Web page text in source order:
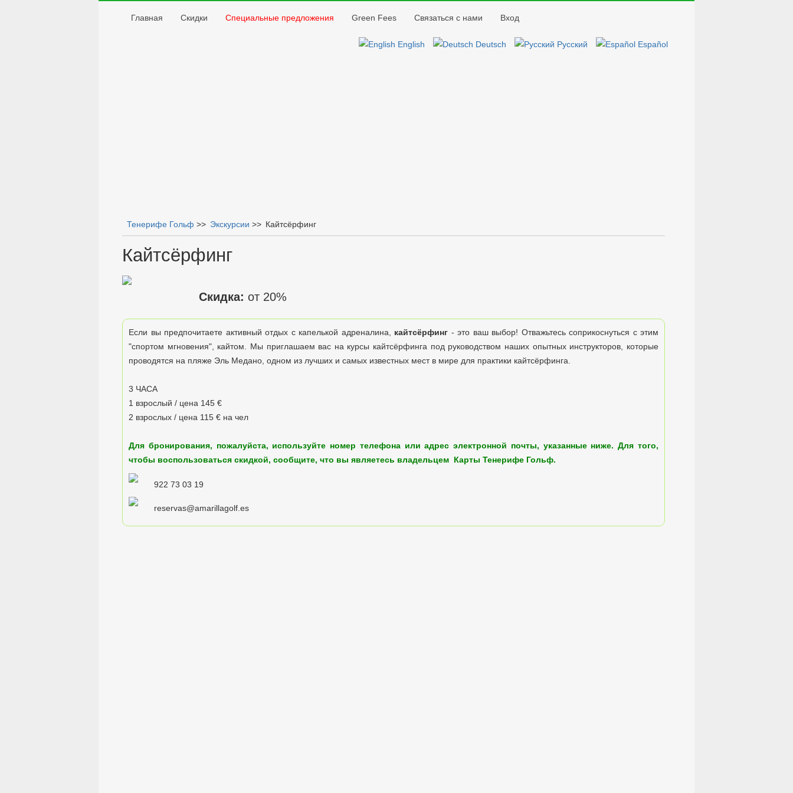
Главная
Скидки Специальные предложения Green Fees Связаться с нами Вход
English Deutsch Русский Español
Тенерифе Гольф >> Экскурсии >> Кайтсёрфинг
Кайтсёрфинг
Скидка: от 20%
Если вы предпочитаете активный отдых с капелькой адреналина, кайтсёрфинг - это ваш выбор! Отважьтесь соприкоснуться с этим
"спортом мгновения", кайтом. Мы приглашаем вас на курсы кайтсёрфинга под руководством наших опытных инструкторов, которые
проводятся на пляже Эль Медано, одном из лучших и самых известных мест в мире для практики кайтсёрфинга.
3 ЧАСА
1 взрослый / цена 145 €
2 взрослых / цена 115 € на чел
Для бронирования, пожалуйста, используйте номер телефона или адрес электронной почты, указанные ниже. Для того,
чтобы воспользоваться скидкой, сообщите, что вы являетесь владельцем Карты Тенерифе Гольф.
922 73 03 19
reservas@amarillagolf.es